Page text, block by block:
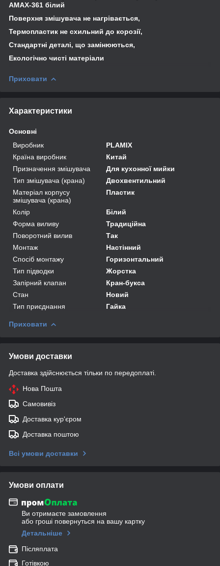
AMAX-361 білий
Поверхня змішувача не нагрівається,
Термопластик не схильний до корозії,
Стандартні деталі, що замінюються,
Екологічно чисті матеріали
Приховати
Характеристики
Основні
Виробник
PLAMIX
Країна виробник
Китай
Призначення змішувача
Для кухонної мийки
Тип змішувача (крана)
Двохвентильний
Матеріал корпусу
змішувача (крана)
Пластик
Колір
Білий
Форма виливу
Традиційна
Поворотний вилив
Так
Монтаж
Настінний
Спосіб монтажу
Горизонтальний
Тип підводки
Жорстка
Запірний клапан
Кран-букса
Стан
Новий
Тип приєднання
Гайка
Приховати
Умови доставки
Доставка здійснюється тільки по передоплаті.
Нова Пошта
Самовивіз
Доставка кур'єром
Доставка поштою
Всі умови доставки
Умови оплати
Ви отримаєте замовлення
або гроші повернуться на вашу картку
Детальніше
Післяплата
Готівкою